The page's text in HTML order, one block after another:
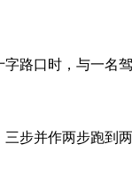
路口时，与一名
步并作两步跑到